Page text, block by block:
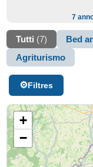
7
Tutti (7) Bed
Agriturismo
Filtres
+
−